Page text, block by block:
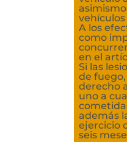
A los
como
en el
Si las
de
derecho
uno a
además
ejercicio
seis